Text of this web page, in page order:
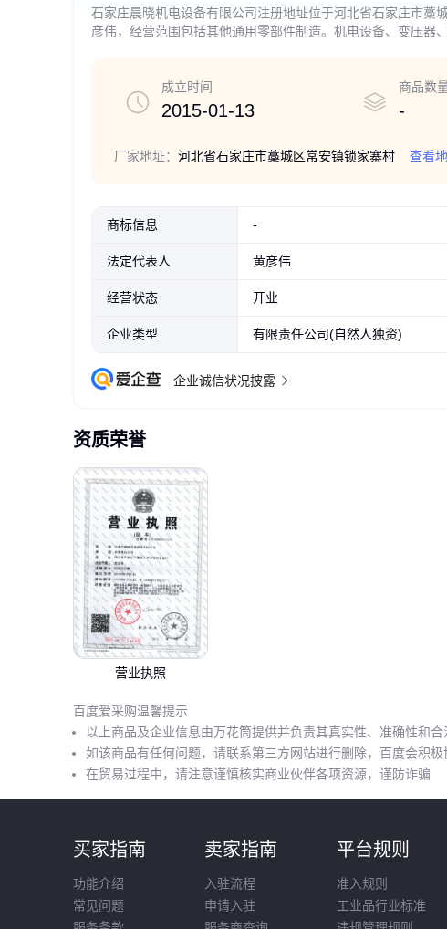
石家庄晨晓机电设备有限公司注册地址位于河北省石家庄市藁
彦伟，经营范围包括其他通用零部件制造。机电设备、变压
除外）、石油钻采专用设备、化工设备拆除（爆破器材除外
准的项目，经相关部门批准后方可开展经营活动）
成立时间
2015-01-13
商品数
-
厂家地址： 河北省石家庄市藁城区常安镇锁家寨村 查看
商标信息 -
法定代表人 黄彦伟
经营状态 开业
企业类型 有限责任公司(自然人独资)
企业诚信状况披露
资质荣誉
营业执照
百度爱采购温馨提示
以上商品及企业信息由万花筒提供并负责其真实性、准确性和合
如该商品有任何问题，请联系第三方网站进行删除，百度会积极
在贸易过程中，请注意谨慎核实商业伙伴各项资源，谨防诈骗
买家指南
功能介绍
常见问题
卖家指南
入驻流程
申请入驻
平台规则
准入规则
工业品行业标准